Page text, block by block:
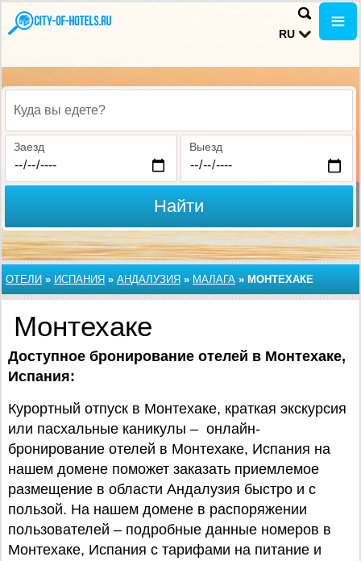
RU
Куда вы едете?
Заезд Выезд
Найти
ОТЕЛИ » ИСПАНИЯ » АНДАЛУЗИЯ » МАЛАГА » МОНТЕХАКЕ
Монтехаке
Доступное бронирование отелей в Монтехаке,
Испания:
Курортный отпуск в Монтехаке, краткая экскурсия
или пасхальные каникулы – онлайн-
бронирование отелей в Монтехаке, Испания на
нашем домене поможет заказать приемлемое
размещение в области Андалузия быстро и с
пользой. На нашем домене в распоряжении
пользователей – подробные данные номеров в
Монтехаке, Испания с тарифами на питание и